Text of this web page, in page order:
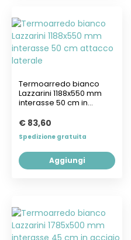
Termoarredo bianco
Lazzarini 1188x550 mm
interasse 50 cm in
€ 83,60
Spedizione gratuita
Aggiungi